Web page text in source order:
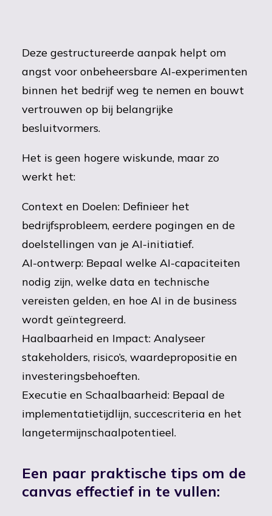
Deze gestructureerde aanpak helpt om
angst voor onbeheersbare AI-experimenten
binnen het bedrijf weg te nemen en bouwt
vertrouwen op bij belangrijke
besluitvormers.
Het is geen hogere wiskunde, maar zo
werkt het:
Context en Doelen: Definieer het
bedrijfsprobleem, eerdere pogingen en de
doelstellingen van je AI-initiatief.
AI-ontwerp: Bepaal welke AI-capaciteiten
nodig zijn, welke data en technische
vereisten gelden, en hoe AI in de business
wordt geïntegreerd.
Haalbaarheid en Impact: Analyseer
stakeholders, risico’s, waardepropositie en
investeringsbehoeften.
Executie en Schaalbaarheid: Bepaal de
implementatietijdlijn, succescriteria en het
langetermijnschaalpotentieel.
Een paar praktische tips om de
canvas effectief in te vullen: